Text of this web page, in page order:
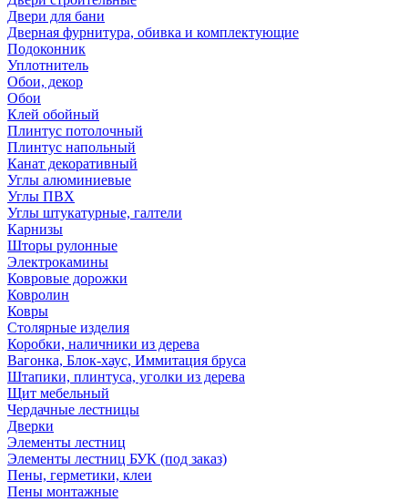
Двери для бани
Дверная фурнитура, обивка и комплектующие
Подоконник
Уплотнитель
Обои, декор
Обои
Клей обойный
Плинтус потолочный
Плинтус напольный
Канат декоративный
Углы алюминиевые
Углы ПВХ
Углы штукатурные, галтели
Карнизы
Шторы рулонные
Электрокамины
Ковровые дорожки
Ковролин
Ковры
Столярные изделия
Коробки, наличники из дерева
Вагонка, Блок-хаус, Иммитация бруса
Штапики, плинтуса, уголки из дерева
Щит мебельный
Чердачные лестницы
Дверки
Элементы лестниц
Элементы лестниц БУК (под заказ)
Пены, герметики, клеи
Пены монтажные